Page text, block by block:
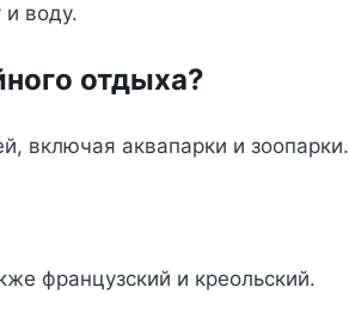
воду.
отдыха?
включая аквапарки и зоопарки.
французский и креольский.